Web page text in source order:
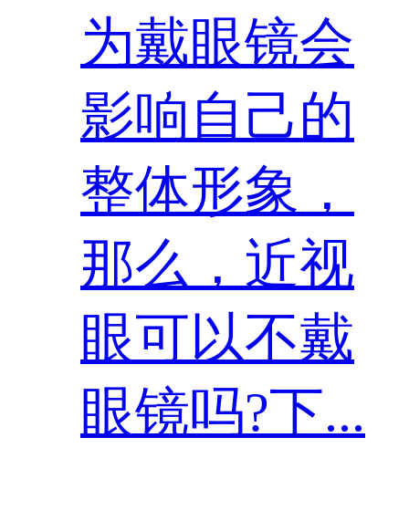
为戴眼镜会
影响自己的
整体形象，
那么，近视
眼可以不戴
眼镜吗?下...